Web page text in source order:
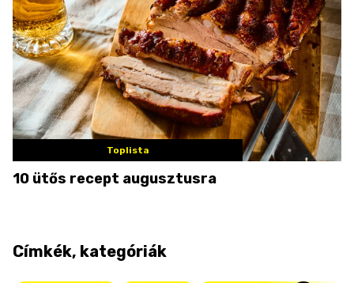
Toplista
10 ütős recept augusztusra
Címkék, kategóriák